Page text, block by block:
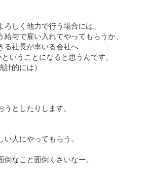
ろしく他力で行う場合には、
給与で雇い入れてやってもらうか、
る社長が率いる会社へ
ということになると思うんです。
計的には）
としたりします。
い人にやってもらう。
倒なこと面倒くさいなー。